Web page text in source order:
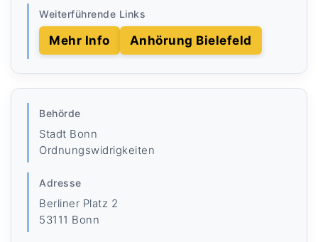
Weiterführende Links
Mehr Info Anhörung Bielefeld
Behörde
Stadt Bonn
Ordnungswidrigkeiten
Adresse
Berliner Platz 2
53111 Bonn